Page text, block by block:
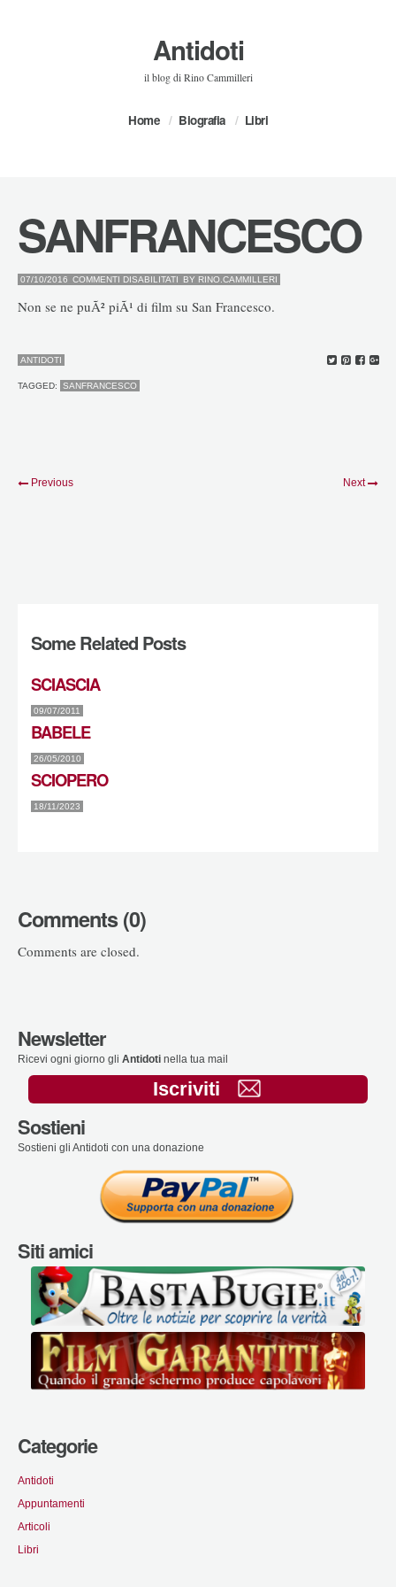
Antidoti
il blog di Rino Cammilleri
Home Biografia Libri
SANFRANCESCO
07/10/2016 COMMENTI DISABILITATI SU
BY RINO.CAMMILLERI
Non se ne puÃ² piÃ¹ di film su San Francesco.
ANTIDOTI
TAGGED: SANFRANCESCO
Previous Next
Some Related Posts
SCIASCIA
09/07/2011
BABELE
26/05/2010
SCIOPERO
18/11/2023
Comments (0)
Comments are closed.
Newsletter
Ricevi ogni giorno gli Antidoti nella tua mail
Iscriviti
Sostieni
Sostieni gli Antidoti con una donazione
Siti amici
Categorie
Antidoti
Appuntamenti
Articoli
Libri